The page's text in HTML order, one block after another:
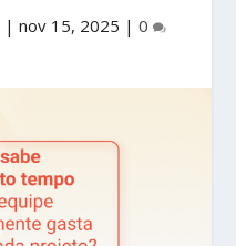
| nov 15, 2025 | 0